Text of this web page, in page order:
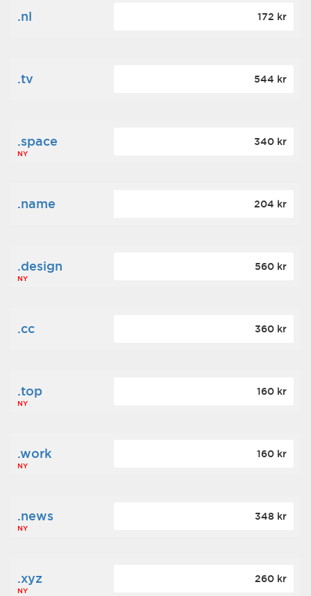
.nl 172 kr
.tv 544 kr
.space
NY
340 kr
.name 204 kr
.design
NY
560 kr
.cc 360 kr
.top
NY
160 kr
.work
NY
160 kr
.news
NY
348 kr
.xyz
NY
260 kr